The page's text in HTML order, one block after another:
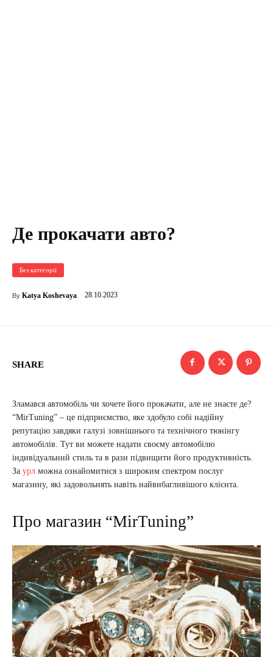
Де прокачати авто?
Без категорії
By Katya Koshevaya 28.10.2023
SHARE
Зламався автомобіль чи хочете його прокачати, але не знаєте де?
“MirTuning” – це підприємство, яке здобуло собі надійну
репутацію завдяки галузі зовнішнього та технічного тюнінгу
автомобілів. Тут ви можете надати своєму автомобілю
індивідуальний стиль та в рази підвищити його продуктивність.
За урл можна ознайомитися з широким спектром послуг
магазину, які задовольнять навіть найвибагливішого клієнта.
Про магазин “MirTuning”